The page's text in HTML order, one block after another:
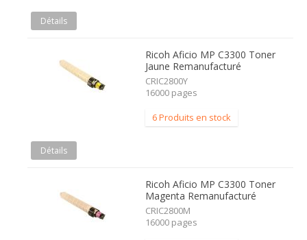
Détails
Ricoh Aficio MP C3300 Toner
Jaune Remanufacturé
CRIC2800Y
16000 pages
6 Produits en stock
Détails
Ricoh Aficio MP C3300 Toner
Magenta Remanufacturé
CRIC2800M
16000 pages